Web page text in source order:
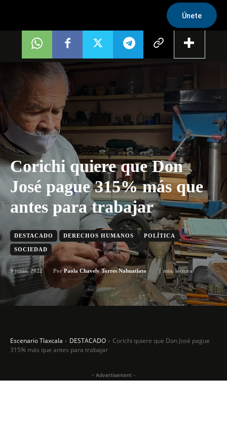
Únete
Corichi quiere que Don
José pague 315% más que
antes para trabajar
DESTACADO DERECHOS HUMANOS POLÍTICA
SOCIEDAD
9 junio, 2022 Por Paola Chavely Torres Nahuatlato 1 min. lectura
Escenario Tlaxcala DESTACADO
Corichi quiere que Don José pague
315% más que antes para trabajar
- Advertisement -